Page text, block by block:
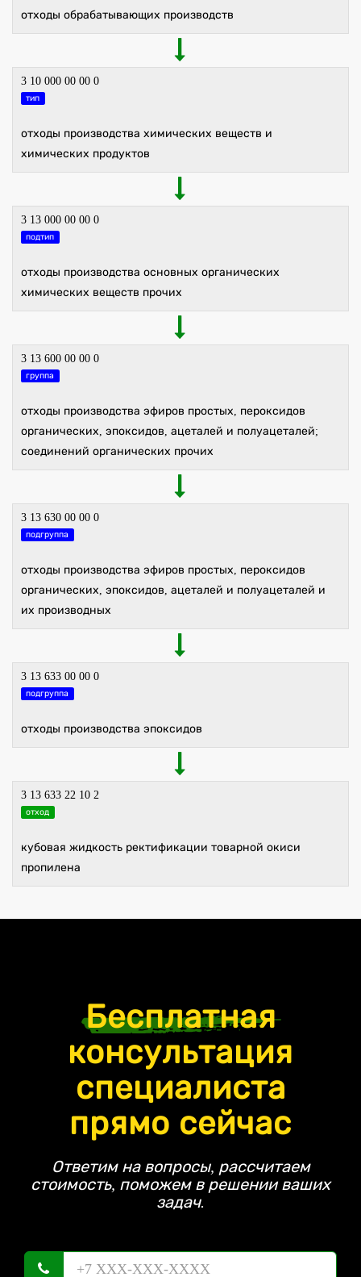
отходы обрабатывающих производств
3 10 000 00 00 0
тип
отходы производства химических веществ и
химических продуктов
3 13 000 00 00 0
подтип
отходы производства основных органических
химических веществ прочих
3 13 600 00 00 0
группа
отходы производства эфиров простых, пероксидов
органических, эпоксидов, ацеталей и полуацеталей;
соединений органических прочих
3 13 630 00 00 0
подгруппа
отходы производства эфиров простых, пероксидов
органических, эпоксидов, ацеталей и полуацеталей и
их производных
3 13 633 00 00 0
подгруппа
отходы производства эпоксидов
3 13 633 22 10 2
отход
кубовая жидкость ректификации товарной окиси
пропилена
Бесплатная
консультация
специалиста
прямо сейчас
Ответим на вопросы, рассчитаем
стоимость, поможем в решении ваших
задач.